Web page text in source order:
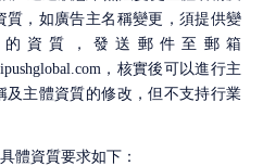
質，如廣告主名稱變更，須提供變
資質，發送郵件至郵箱
，核實後可以進行主
及主體資質的修改，但不支持行業
資質要求如下：